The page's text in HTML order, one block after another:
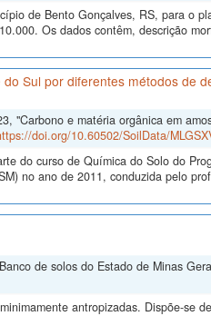
de Bento Gonçalves, RS, para o
Os dados contêm, descrição
Sul por diferentes métodos de
"Carbono e matéria orgânica em
doi.org/10.60502/SoilData/
do curso de Química do Solo do
no ano de 2011, conduzida pelo
de solos do Estado de Minas
antropizadas. Dispõe-se